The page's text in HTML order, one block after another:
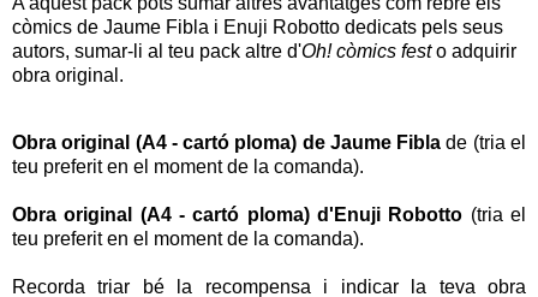
còmics de Jaume Fibla i Enuji Robotto dedicats pels seus
autors, sumar-li al teu pack altre d'Oh! còmics festo adquirir
obra original.
Obra original (A4 - cartó ploma) de Jaume Fibla de (tria el
teu preferit en el moment de la comanda).
Obra original (A4 - cartó ploma) d'Enuji Robotto (tria el
teu preferit en el moment de la comanda).
Recorda triar bé la recompensa i indicar la teva obra